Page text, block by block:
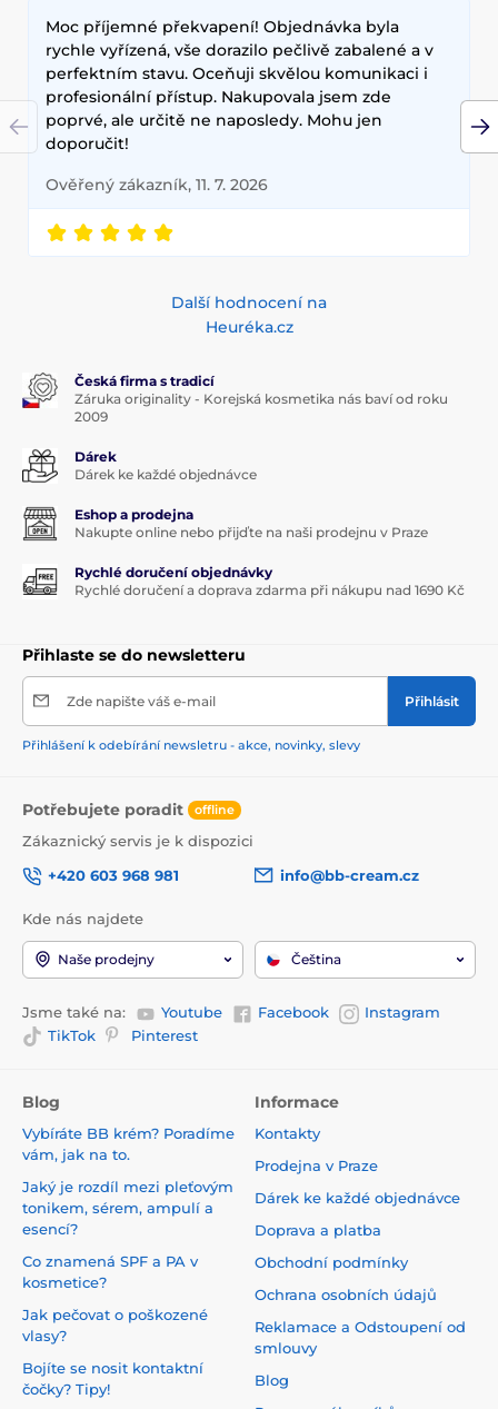
elasticitu. Hlavními benefity korejské kosmetiky jsou
dlouhodobé výsledky, přírodní složení a inovativní
technologie, které zajišťují zdravou a zářivou pleť.
Moc příjemné překvapení! Objednávka byla
rychle vyřízená, vše dorazilo pečlivě zabalené a v
perfektním stavu. Oceňuji skvělou komunikaci i
profesionální přístup. Nakupovala jsem zde
poprvé, ale určitě ne naposledy. Mohu jen
doporučit!
Ověřený zákazník, 11. 7. 2026
Další hodnocení na
Heuréka.cz
Česká firma s tradicí
Záruka originality - Korejská kosmetika nás baví od roku
2009
Dárek
Dárek ke každé objednávce
Eshop a prodejna
Nakupte online nebo přijďte na naši prodejnu v Praze
Rychlé doručení objednávky
Rychlé doručení a doprava zdarma při nákupu nad 1690 Kč
Přihlaste se do newsletteru
Zde napište váš e-mail Přihlásit
Přihlášení k odebírání newsletru - akce, novinky, slevy
Potřebujete poradit offline
Zákaznický servis je k dispozici
+420 603 968 981
info@bb-cream.cz
Kde nás najdete
Naše prodejny Čeština
Jsme také na: Youtube Facebook
Instagram
TikTok
Pinterest
Blog
Vybíráte BB krém? Poradíme
vám, jak na to.
Jaký je rozdíl mezi pleťovým
tonikem, sérem, ampulí a
esencí?
Co znamená SPF a PA v
kosmetice?
Jak pečovat o poškozené
vlasy?
Bojíte se nosit kontaktní
čočky? Tipy!
Informace
Kontakty
Prodejna v Praze
Dárek ke každé objednávce
Doprava a platba
Obchodní podmínky
Ochrana osobních údajů
Reklamace a Odstoupení od
smlouvy
Blog